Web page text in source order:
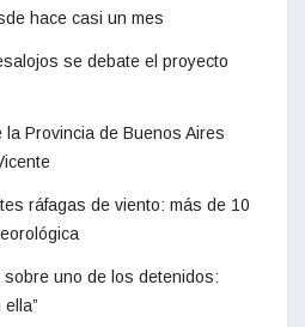
hace casi un mes
se debate el proyecto
Provincia de Buenos Aires
ráfagas de viento: más de 10
uno de los detenidos: